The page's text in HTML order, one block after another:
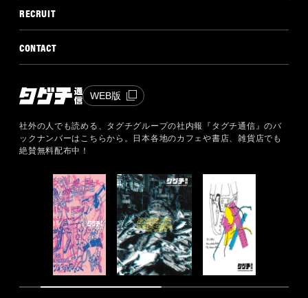
RECRUIT
CONTACT
WEB版
社外の人でも読める、タグチグループの社内報『タグチ通信』のバ
ックナンバーはこちらから。
日本各地のカフェや書店、雑貨店でも
絶賛無料配布中！